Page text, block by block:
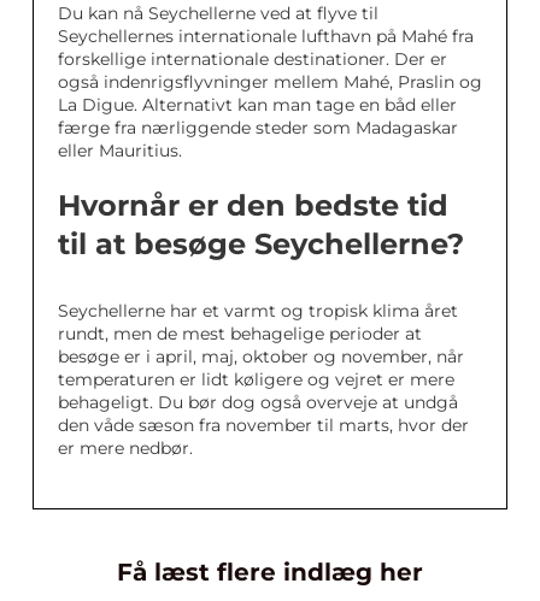
Du kan nå Seychellerne ved at flyve til
Seychellernes internationale lufthavn på Mahé fra
forskellige internationale destinationer. Der er
også indenrigsflyvninger mellem Mahé, Praslin og
La Digue. Alternativt kan man tage en båd eller
færge fra nærliggende steder som Madagaskar
eller Mauritius.
Hvornår er den bedste tid
til at besøge Seychellerne?
Seychellerne har et varmt og tropisk klima året
rundt, men de mest behagelige perioder at
besøge er i april, maj, oktober og november, når
temperaturen er lidt køligere og vejret er mere
behageligt. Du bør dog også overveje at undgå
den våde sæson fra november til marts, hvor der
er mere nedbør.
Få læst flere indlæg her